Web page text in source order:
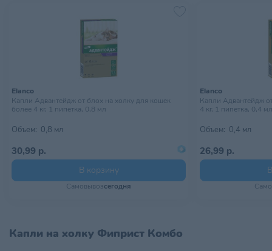
Elanco
Капли Адвантейдж от блох на холку для кошек
более 4 кг, 1 пипетка, 0,8 мл
Объем: 0,8 мл
30,99 р.
В корзину
Самовывозсегодня
Elanco
Капли Адвантейдж
4 кг, 1 пипетка, 0,4 мл
Объем: 0,4 мл
26,99 р.
Капли на холку Фиприст Комбо